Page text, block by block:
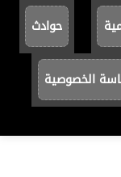
حوادث
الخصوصية